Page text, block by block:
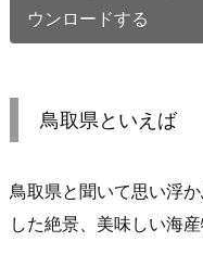
ウンロードする
鳥取県といえば
鳥取県と聞いて思い浮
した絶景、美味しい海産